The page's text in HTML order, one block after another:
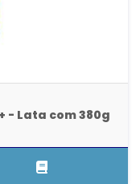
- Lata com 380g